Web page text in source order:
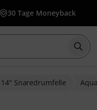
30 Tage Moneyback
14" Snaredrumfelle